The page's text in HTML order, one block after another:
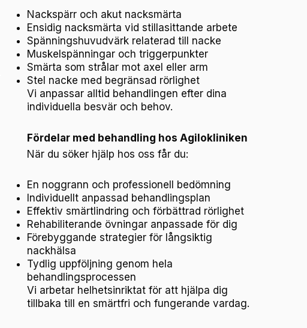
Nackspärr och akut nacksmärta
Ensidig nacksmärta vid stillasittande arbete
Spänningshuvudvärk relaterad till nacke
Muskelspänningar och triggerpunkter
Smärta som strålar mot axel eller arm
Stel nacke med begränsad rörlighet
Vi anpassar alltid behandlingen efter dina
individuella besvär och behov.
Fördelar med behandling hos Agilokliniken
När du söker hjälp hos oss får du:
En noggrann och professionell bedömning
Individuellt anpassad behandlingsplan
Effektiv smärtlindring och förbättrad rörlighet
Rehabiliterande övningar anpassade för dig
Förebyggande strategier för långsiktig
nackhälsa
Tydlig uppföljning genom hela
behandlingsprocessen
Vi arbetar helhetsinriktat för att hjälpa dig
tillbaka till en smärtfri och fungerande vardag.